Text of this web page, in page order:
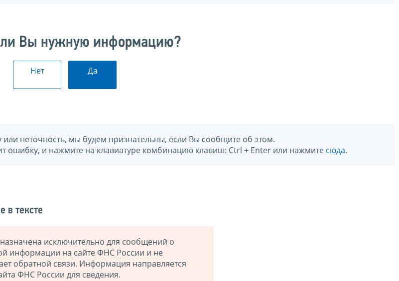
Вы нужную информацию?
Нет Да
или неточность, мы будем признательны, если Вы сообщите об этом.
ошибку, и нажмите на клавиатуре комбинацию клавиш: Ctrl + Enter или нажмите сюда.
в тексте
исключительно для сообщений о
информации на сайте ФНС России и не
обратной связи. Информация направляется
ФНС России для сведения.